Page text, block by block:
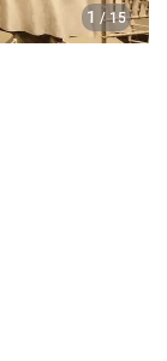
1 / 15